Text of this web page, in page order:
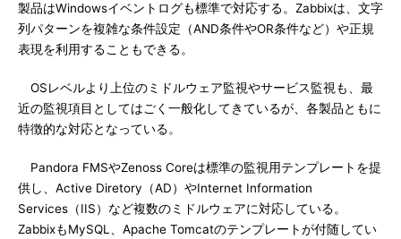
製品はWindowsイベントログも標準で対応する。Zabbixは、文字
列パターンを複雑な条件設定（AND条件やOR条件など）や正規
表現を利用することもできる。
OSレベルより上位のミドルウェア監視やサービス監視も、最
近の監視項目としてはごく一般化してきているが、各製品ともに
特徴的な対応となっている。
Pandora FMSやZenoss Coreは標準の監視用テンプレートを提
供し、Active Diretory（AD）やInternet Information
Services（IIS）など複数のミドルウェアに対応している。
ZabbixもMySQL、Apache Tomcatのテンプレートが付随してい